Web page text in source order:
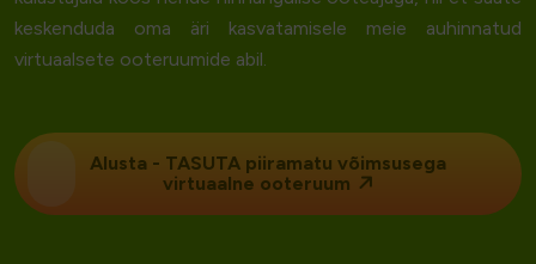
keskenduda oma äri kasvatamisele meie auhinnatud
virtuaalsete ooteruumide abil.
Alusta - TASUTA piiramatu võimsusega
virtuaalne ooteruum